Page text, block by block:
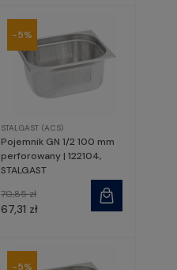
STALGAST (ACS)
Pojemnik GN 1/2 100 mm
perforowany | 122104,
STALGAST
67,31 zł
70,85 zł
-5%
-5%